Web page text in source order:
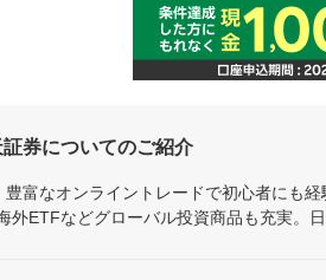
券についてのご紹介
豊富なオンライントレードで初心者にも
外ETFなどグローバル投資商品も充実。